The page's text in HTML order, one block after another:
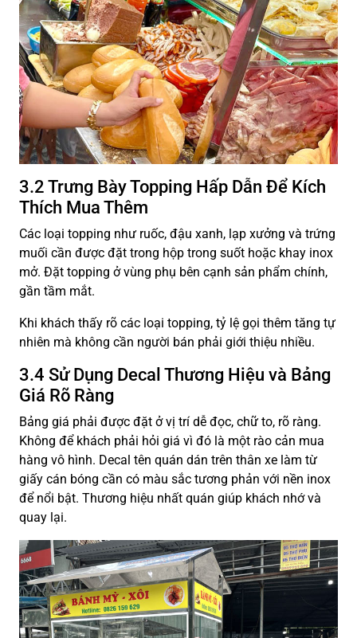
3.2 Trưng Bày Topping Hấp Dẫn Để Kích
Thích Mua Thêm
Các loại topping như ruốc, đậu xanh, lạp xưởng và trứng
muối cần được đặt trong hộp trong suốt hoặc khay inox
mở. Đặt topping ở vùng phụ bên cạnh sản phẩm chính,
gần tầm mắt.
Khi khách thấy rõ các loại topping, tỷ lệ gọi thêm tăng tự
nhiên mà không cần người bán phải giới thiệu nhiều.
3.4 Sử Dụng Decal Thương Hiệu và Bảng
Giá Rõ Ràng
Bảng giá phải được đặt ở vị trí dễ đọc, chữ to, rõ ràng.
Không để khách phải hỏi giá vì đó là một rào cản mua
hàng vô hình. Decal tên quán dán trên thân xe làm từ
giấy cán bóng cần có màu sắc tương phản với nền inox
để nổi bật. Thương hiệu nhất quán giúp khách nhớ và
quay lại.